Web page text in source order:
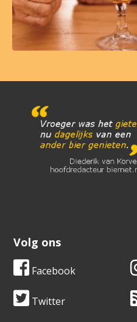
Volg ons
Facebook
Twitter